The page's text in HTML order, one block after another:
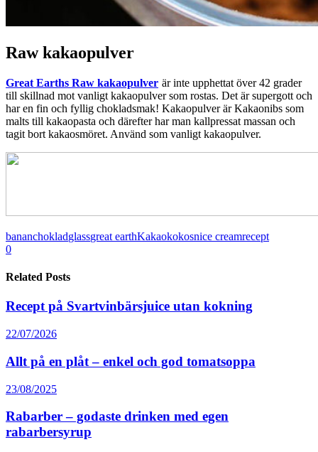
Raw kakaopulver
Great Earths Raw kakaopulver är inte upphettat över 42 grader
till skillnad mot vanligt kakaopulver som rostas. Det är supergott och
har en fin och fyllig chokladsmak! Kakaopulver är Kakaonibs som
malts till kakaopasta och därefter har man kallpressat massan och
tagit bort kakaosmöret. Använd som vanligt kakaopulver.
bananchokladglassgreat earthKakaokokosnice creamrecept
0
Related Posts
Recept på Svartvinbärsjuice utan kokning
22/07/2026
Allt på en plåt – enkel och god tomatsoppa
23/08/2025
Rabarber – godaste drinken med egen
rabarbersyrup